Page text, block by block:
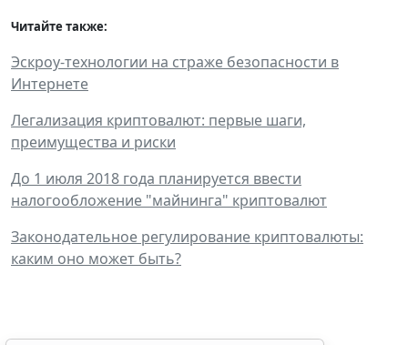
Читайте также:
Эскроу-технологии на страже безопасности в
Интернете
Легализация криптовалют: первые шаги,
преимущества и риски
До 1 июля 2018 года планируется ввести
налогообложение "майнинга" криптовалют
Законодательное регулирование криптовалюты:
каким оно может быть?